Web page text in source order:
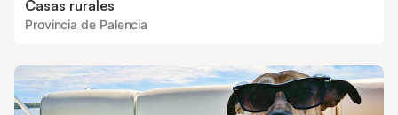
Casas rurales
Provincia de Palencia